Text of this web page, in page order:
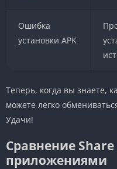
Ошибка
установки APK
Теперь, когда вы знаете,
можете легко
Удачи!
Сравнение
приложениями